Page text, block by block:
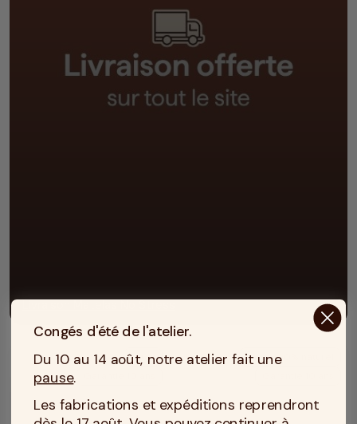
Livraison Matelas No Stress
Latex
Latex 100% naturel
Congés d'été de l'atelier.
Du 10 au 14 août, notre atelier fait une
pause.
Les fabrications et expéditions reprendront